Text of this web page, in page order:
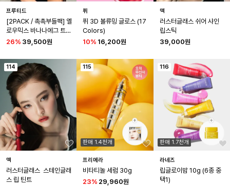
프루티드
[2PACK / 촉촉부들팩] 옐
로우믹스 바나나에그 트리
트먼트 듀오
26% 39,500원
퓌
퓌 3D 볼류밍 글로스 (17
Colors)
10% 16,200원
맥
러스터글래스 쉬어 샤인
립스틱
39,000원
114
맥
러스터글래스  스테인글래
스 립 틴트
115
판매 1.4천개
프리메라
비타티놀 세럼 30g
23% 29,960원
116
판매 1.7천개
라네즈
립글로이밤 10g (6종 중
택1)